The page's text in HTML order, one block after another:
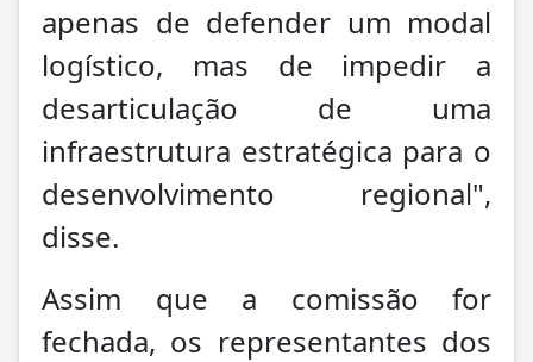
apenas de defender um modal
logístico, mas de impedir a
desarticulação de uma
infraestrutura estratégica para o
desenvolvimento regional",
disse.
Assim que a comissão for
fechada, os representantes dos